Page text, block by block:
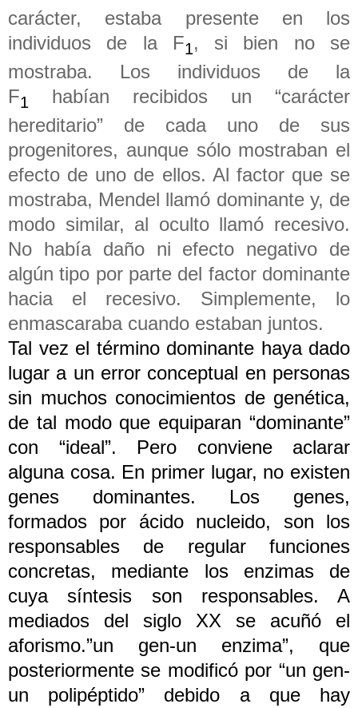
carácter, estaba presente en los
individuos de la F1, si bien no se
mostraba. Los individuos de la
F1
habían recibidos un “carácter
hereditario” de cada uno de sus
progenitores, aunque sólo mostraban el
efecto de uno de ellos. Al factor que se
mostraba, Mendel llamó dominante y, de
modo similar, al oculto llamó recesivo.
No había daño ni efecto negativo de
algún tipo por parte del factor dominante
hacia el recesivo. Simplemente, lo
enmascaraba cuando estaban juntos.
Tal vez el término dominante haya dado
lugar a un error conceptual en personas
sin muchos conocimientos de genética,
de tal modo que equiparan “dominante”
con “ideal”. Pero conviene aclarar
alguna cosa. En primer lugar, no existen
genes dominantes. Los genes,
formados por ácido nucleido, son los
responsables de regular funciones
concretas, mediante los enzimas de
cuya síntesis son responsables. A
mediados del siglo XX se acuñó el
aforismo.”un gen-un enzima”, que
posteriormente se modificó por “un gen-
un polipéptido” debido a que hay